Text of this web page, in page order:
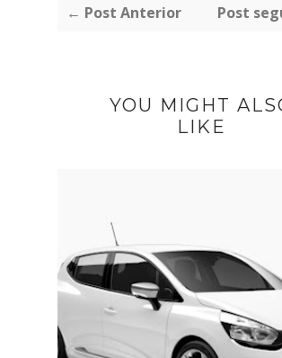
← Post Anterior Post
YOU MIGHT
LIKE